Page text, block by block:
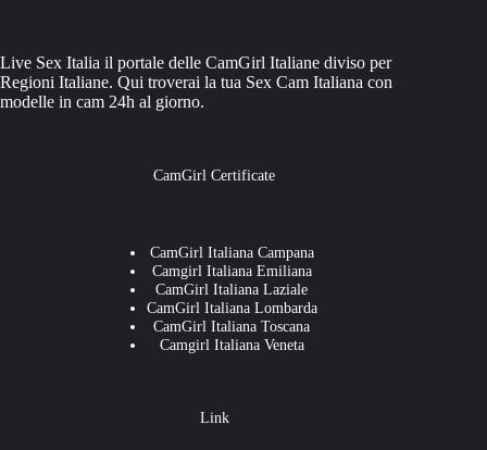
Live Sex Italia il portale delle CamGirl Italiane diviso per
Regioni Italiane. Qui troverai la tua Sex Cam Italiana con
modelle in cam 24h al giorno.
CamGirl Certificate
CamGirl Italiana Campana
Camgirl Italiana Emiliana
CamGirl Italiana Laziale
CamGirl Italiana Lombarda
CamGirl Italiana Toscana
Camgirl Italiana Veneta
Link